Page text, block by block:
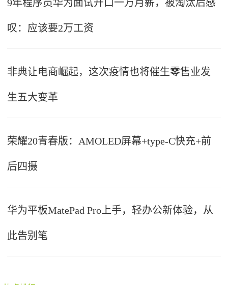
9年程序员华为面试开口一万月薪，被淘汰后感
叹：应该要2万工资
非典让电商崛起，这次疫情也将催生零售业发
生五大变革
荣耀20青春版：AMOLED屏幕+type-C快充+前
后四摄
华为平板MatePad Pro上手，轻办公新体验，从
此告别笔